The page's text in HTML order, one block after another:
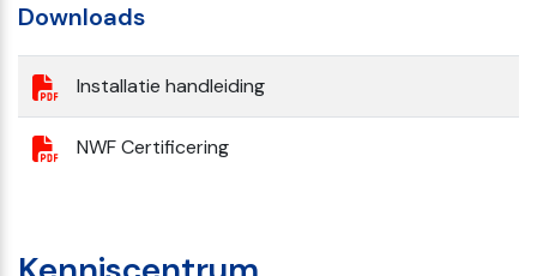
Druppa Waterfilter: Dit filter is gemaakt van geperste
verwijdert ongewenste stoffen zoals medicijnresten,
bacteriegroei in stilstaand water voorkomt en zo zorgt
Downloads
Installatie handleiding
NWF Certificering